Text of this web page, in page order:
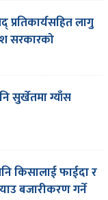
प्रतिकार्यसहित लागु
सरकारको
सुर्खेतमा ग्याँस
किसालाई फाईदा र
बजारीकरण गर्ने